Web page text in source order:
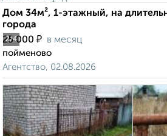
2/4
Дом 34м², 1-этажный, на
города
25 000 ₽ в месяц
пойменово
Агентство, 02.08.2026